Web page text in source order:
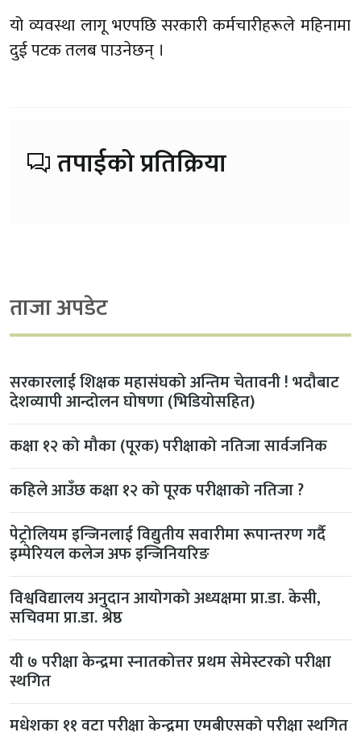
यो व्यवस्था लागू भएपछि सरकारी कर्मचारीहरूले महिनामा
दुई पटक तलब पाउनेछन् ।
तपाईको प्रतिक्रिया
ताजा अपडेट
सरकारलाई शिक्षक महासंघको अन्तिम चेतावनी ! भदौबाट
देशव्यापी आन्दोलन घोषणा (भिडियोसहित)
कक्षा १२ को मौका (पूरक) परीक्षाको नतिजा सार्वजनिक
कहिले आउँछ कक्षा १२ को पूरक परीक्षाको नतिजा ?
पेट्रोलियम इन्जिनलाई विद्युतीय सवारीमा रूपान्तरण गर्दै
इम्पेरियल कलेज अफ इन्जिनियरिङ
विश्वविद्यालय अनुदान आयोगको अध्यक्षमा प्रा.डा. केसी,
सचिवमा प्रा.डा. श्रेष्ठ
यी ७ परीक्षा केन्द्रमा स्नातकोत्तर प्रथम सेमेस्टरको परीक्षा
स्थगित
मधेशका ११ वटा परीक्षा केन्द्रमा एमबीएसको परीक्षा स्थगित